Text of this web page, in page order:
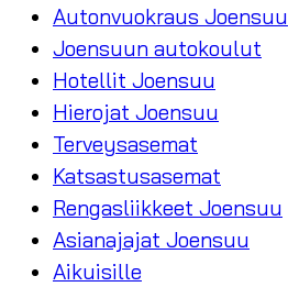
Autonvuokraus Joensuu
Joensuun autokoulut
Hotellit Joensuu
Hierojat Joensuu
Terveysasemat
Katsastusasemat
Rengasliikkeet Joensuu
Asianajajat Joensuu
Aikuisille